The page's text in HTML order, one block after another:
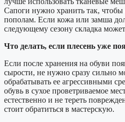
Сапоги нужно хранить так,
пополам. Если кожа или замша
следующему сезону складка
Что делать, если плесень уже
Если после хранения на обуви
сырости, не нужно сразу сильно
обрабатывать ее агрессивными
обувь в сухое проветриваемое
естественно и не тереть
стоит обратиться в мастерскую.